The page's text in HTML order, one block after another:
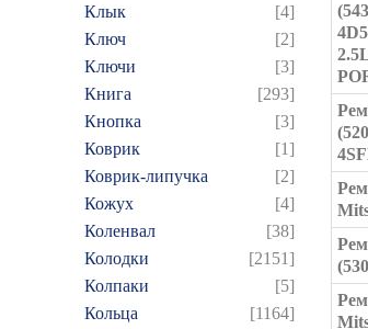
Клык
[4]
Ключ
[2]
Ключи
[3]
Книга
[293]
Кнопка
[3]
Коврик
[1]
Коврик-липучка
[2]
Кожух
[4]
Коленвал
[38]
Колодки
[2151]
Колпаки
[5]
Кольца
[1164]